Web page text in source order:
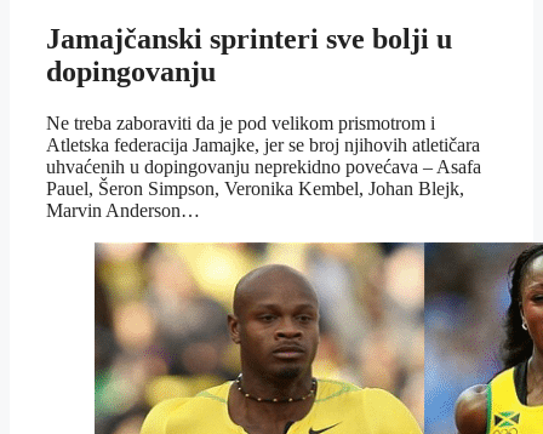
Jamajčanski sprinteri sve bolji u
dopingovanju
Ne treba zaboraviti da je pod velikom prismotrom i
Atletska federacija Jamajke, jer se broj njihovih atletičara
uhvaćenih u dopingovanju neprekidno povećava – Asafa
Pauel, Šeron Simpson, Veronika Kembel, Johan Blejk,
Marvin Anderson…